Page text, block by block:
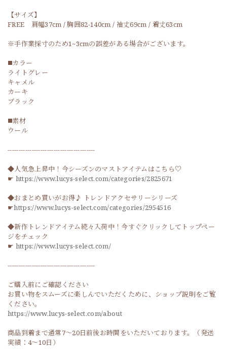
【サイズ】
FREE 肩幅37cm / 胸囲82-140cm / 袖丈69cm / 着丈63cm
※手作業採寸のため1~3cmの誤差がある場合がございます。
◼️カラー
ライトグレー
キャメル
カーキ
ブラック
◼️素材
ウール
----------------------------------------
◆人気急上昇中！今シーズンのマストアイテムはこちら♡
☛ https://www.lucys-select.com/categories/2825671
◆おまとめ買いがお得♪ トレンドアクセサリーシリーズ
☛https://www.lucys-select.com/categories/2954516
◆新作トレンドアイテム続々入荷中！今すぐクリックしてトップペー
ジをチェック
☛ https://www.lucys-select.com/
----------------------------------------
ご購入前にご確認ください
お買い物をスムーズに楽しんでいただくために、ショップ説明をご覧
ください。
https://www.lucys-select.com/about
商品到着まで通常7〜20日前後お時間をいただいております。（発送
実績：4〜10日）